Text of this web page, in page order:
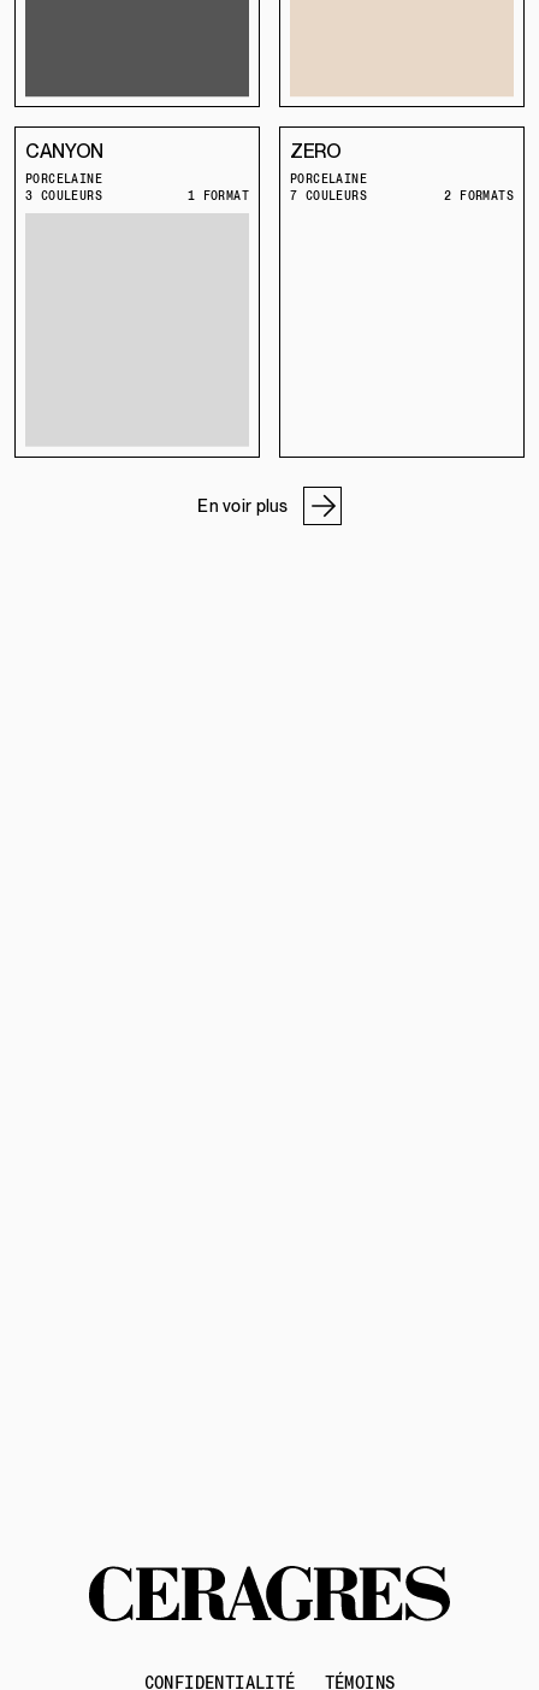
CANYON
PORCELAINE
3 COULEURS
1 FORMAT
ZERO
PORCELAINE
7 COULEURS
2 FORMATS
En voir plus
CONFIDENTIALITÉ TÉMOINS